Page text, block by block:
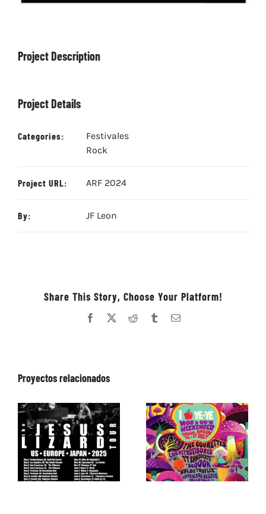
Project Description
Project Details
Categories:
Festivales
Rock
Project URL: ARF 2024
By: JF Leon
Share This Story, Choose Your Platform!
Facebook Reddit TumblrCorreo
Proyectos relacionados